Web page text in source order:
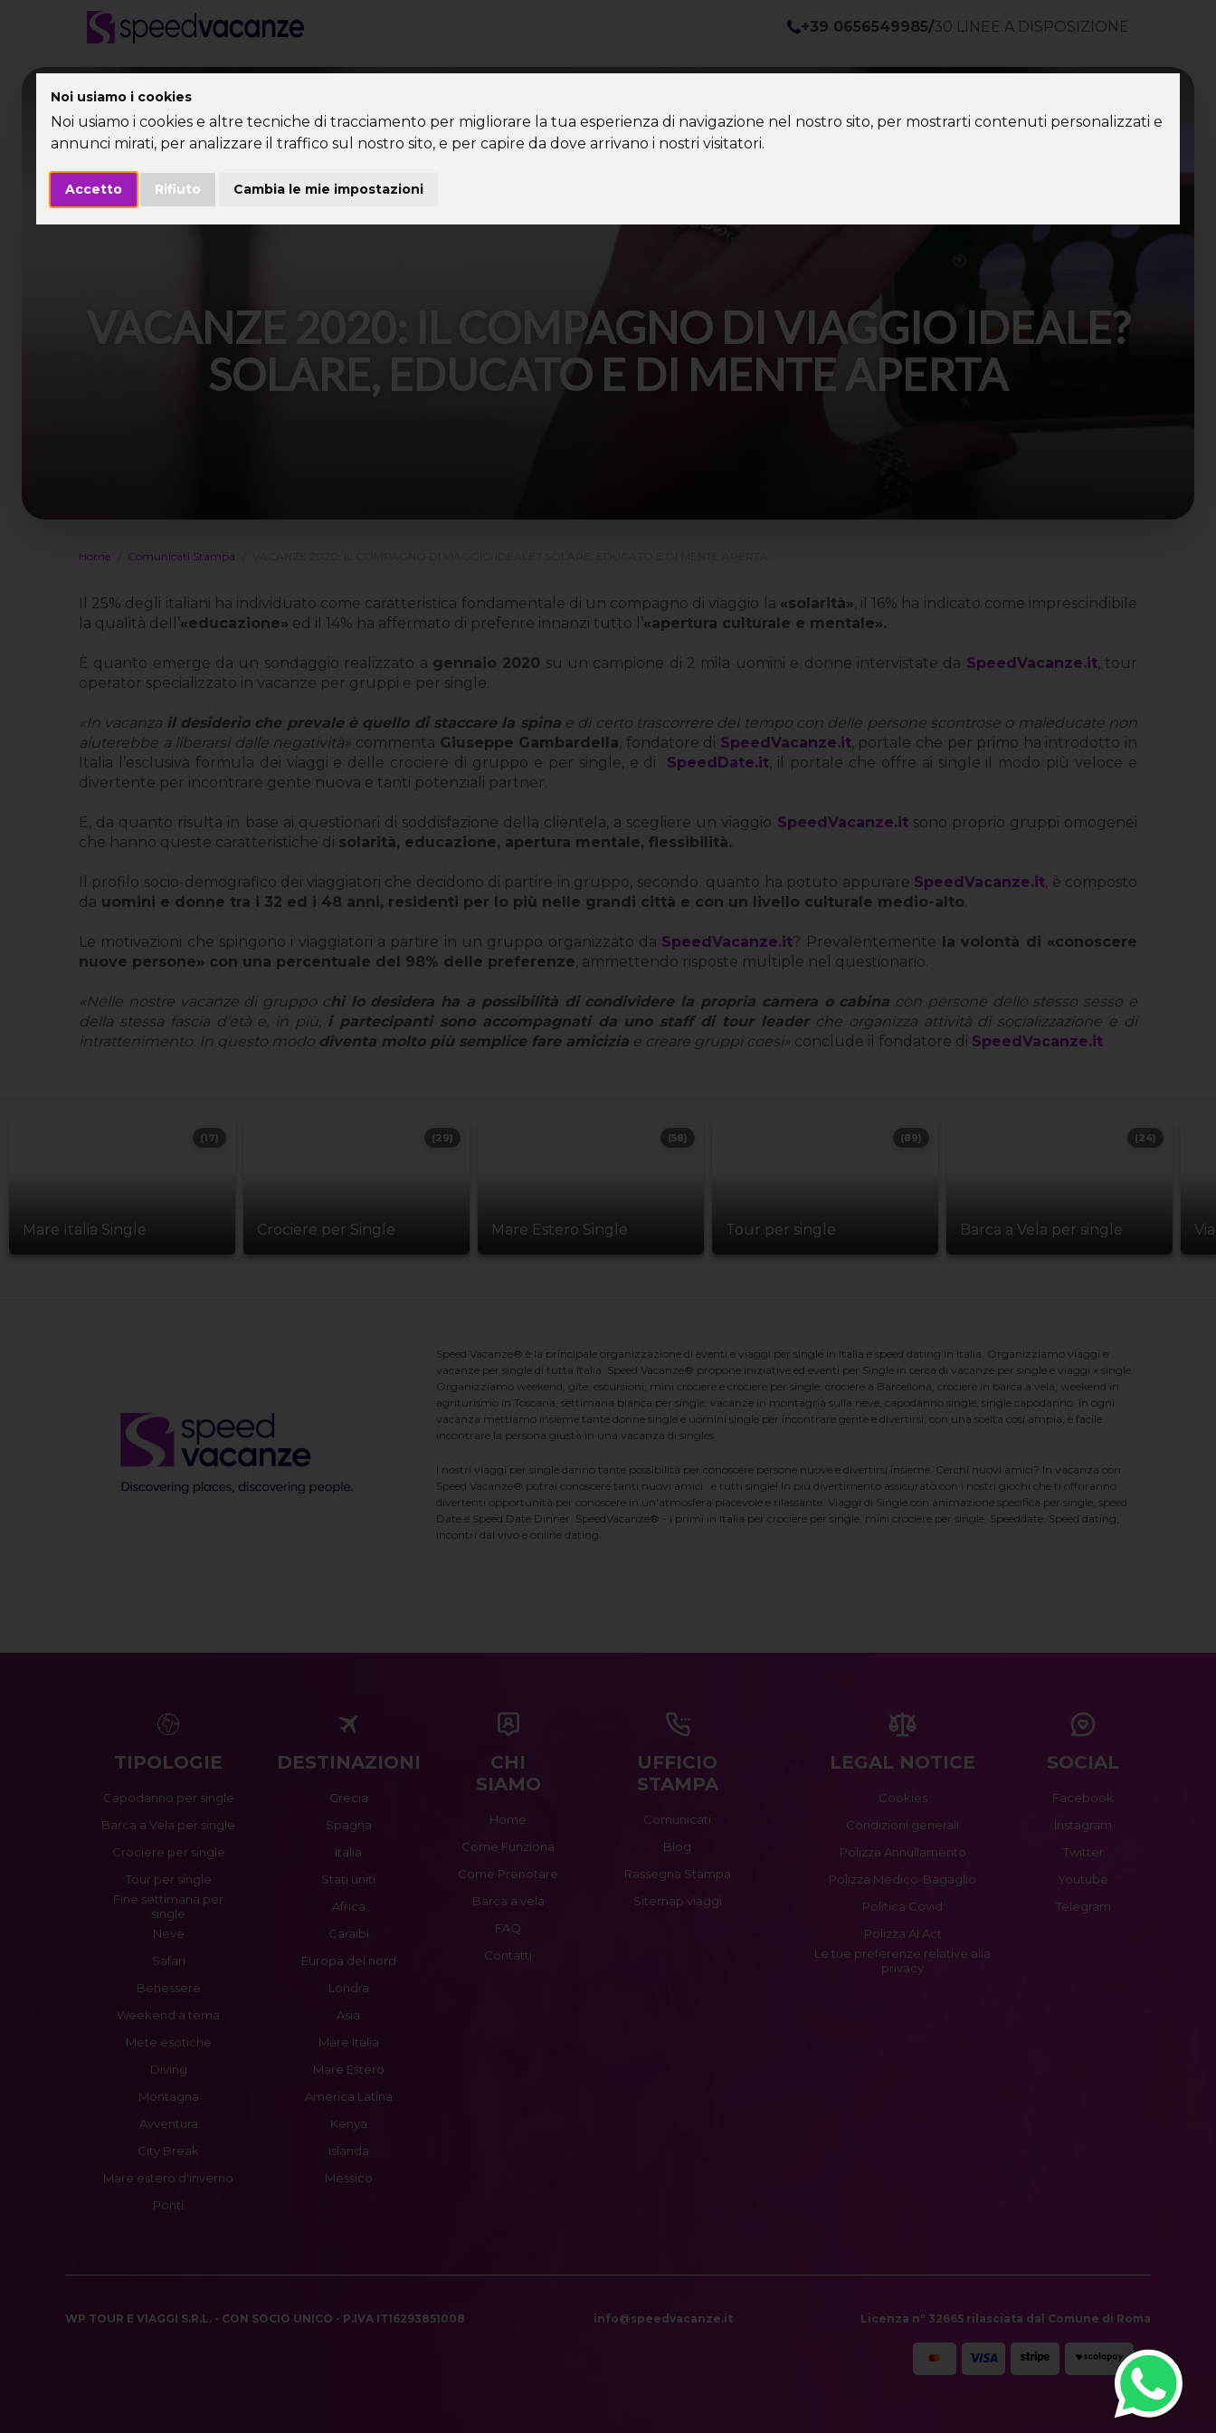
Noi usiamo i cookies
Noi usiamo i cookies e altre tecniche di tracciamento per migliorare la tua esperienza di navigazione nel nostro sito, per mostrarti contenuti personalizzati e
annunci mirati, per analizzare il traffico sul nostro sito, e per capire da dove arrivano i nostri visitatori.
Accetto Rifiuto Cambia le mie impostazioni
+39 0656549985/30 LINEE A DISPOSIZIONE
VACANZE 2020: IL COMPAGNO DI VIAGGIO IDEALE?
SOLARE, EDUCATO E DI MENTE APERTA
Home Comunicati Stampa
Il 25% degli italiani ha individuato come caratteristica fondamentale di un compagno di viaggio la «solarità» , il 16% ha indicato come imprescindibile
la qualità dell’«educazione» ed il 14% ha affermato di preferire innanzi tutto l’«apertura culturale e mentale».
È quanto emerge da un sondaggio realizzato a gennaio 2020 su un campione di 2 mila uomini e donne intervistate da SpeedVacanze.it, tour
operator specializzato in vacanze per gruppi e per single.
«In vacanza il desiderio che prevale è quello di staccare la spinae di certo trascorrere del tempo con delle persone scontrose o maleducate non
aiuterebbe a liberarsi dalle negatività» commenta Giuseppe Gambardella , fondatore di SpeedVacanze.it, portale che per primo ha introdotto in
Italia l’esclusiva formula dei viaggi e delle crociere di gruppo e per single, e di SpeedDate.it , il portale che offre ai single il modo più veloce e
divertente per incontrare gente nuova e tanti potenziali partner.
E, da quanto risulta in base ai questionari di soddisfazione della clientela, a scegliere un viaggio SpeedVacanze.itsono proprio gruppi omogenei
che hanno queste caratteristiche di solarità, educazione, apertura mentale, flessibilità.
Il profilo socio-demografico dei viaggiatori che decidono di partire in gruppo, secondo quanto ha potuto appurare SpeedVacanze.it , è composto
da uomini e donne tra i 32 ed i 48 anni, residenti per lo più nelle grandi città e con un livello culturale medio-alto
Le motivazioni che spingono i viaggiatori a partire in un gruppo organizzato da SpeedVacanze.it? Prevalentemente la volontà di «conoscere
nuove persone» con una percentuale del 98% delle preferenze , ammettendo risposte multiple nel questionario.
«Nelle nostre vacanze di gruppo chi lo desidera ha a possibilità di condividere la propria camera o cabina con persone dello stesso sesso e
della stessa fascia d’età e, in più,
i partecipanti sono accompagnati da uno staff di tour leaderche organizza attività di socializzazione e di
intrattenimento. In questo modo diventa molto più semplice fare amicizia e creare gruppi coesi» conclude il fondatore di SpeedVacanze.it
Mare Italia Single
(17)
Crociere per Single
(29)
Mare Estero Single
(58)
Tour per single
(89)
Barca a Vela per single
(24)
Speed Vacanze® è la principale organizzazione di eventi e viaggi per single in Italia e speed dating in Italia. Organizziamo viaggi e
vacanze per single di tutta Italia. Speed Vacanze® propone iniziative ed eventi per Single in cerca di vacanze per single e viaggi x single.
Organizziamo weekend, gite, escursioni, mini crociere e crociere per single, crociere a Barcellona, crociere in barca a vela, weekend in
agriturismo in Toscana, settimana bianca per single, vacanze in montagna sulla neve, capodanno single, single capodanno. In ogni
vacanza mettiamo insieme tante donne single e uomini single per incontrare gente e divertirsi; con una scelta cosi ampia, è facile
incontrare la persona giusta in una vacanza di singles.
I nostri viaggi per single danno tante possibilità per conoscere persone nuove e divertirsi insieme. Cerchi nuovi amici? In vacanza con
Speed Vacanze® potrai conoscere tanti nuovi amici...e tutti single! In più divertimento assicurato con i nostri giochi che ti offriranno
divertenti opportunità per conoscere in un'atmosfera piacevole e rilassante. Viaggi di Single con animazione specifica per single, speed
Date e Speed Date Dinner. SpeedVacanze® - i primi in Italia per crociere per single, mini crociere per single, Speeddate, Speed dating,
incontri dal vivo e online dating.
TIPOLOGIE
Capodanno per single
Barca a Vela per single
Crociere per single
Tour per single
Fine settimana per
single
Neve
Safari
Benessere
Weekend a tema
Mete esotiche
Diving
Montagna
Avventura
City Break
Mare estero d'inverno
Ponti
DESTINAZIONI
Grecia
Spagna
Italia
Stati uniti
Africa
Caraibi
Europa del nord
Londra
Asia
Mare Italia
Mare Estero
America Latina
Kenya
Islanda
Messico
CHI
SIAMO
Home
Come Funziona
Come Prenotare
Barca a vela
FAQ
Contatti
UFFICIO
STAMPA
Comunicati
Blog
Rassegna Stampa
Sitemap viaggi
LEGAL NOTICE
Cookies
Condizioni generali
Polizza Annullamento
Polizza Medico-Bagaglio
Politica Covid
Polizza AI Act
Le tue preferenze relative alla
privacy
SOCIAL
Facebook
Instagram
Twitter
Youtube
Telegram
WP TOUR E VIAGGI S.R.L. - CON SOCIO UNICO - P.IVA IT16293851008 info@speedvacanze.it Licenza n° 32665 rilasciata dal Comune di Roma